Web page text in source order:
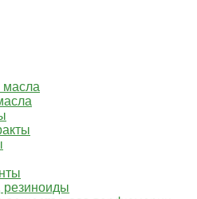
резиноиды